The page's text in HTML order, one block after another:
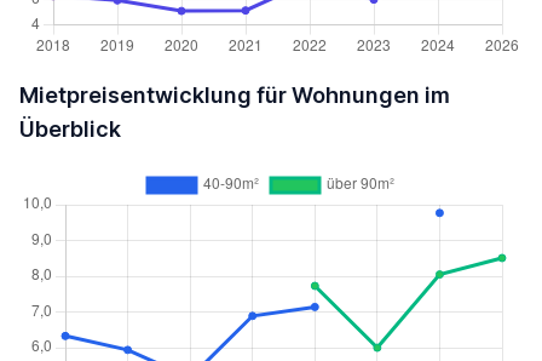
Mietpreisentwicklung für Wohnungen im
Überblick